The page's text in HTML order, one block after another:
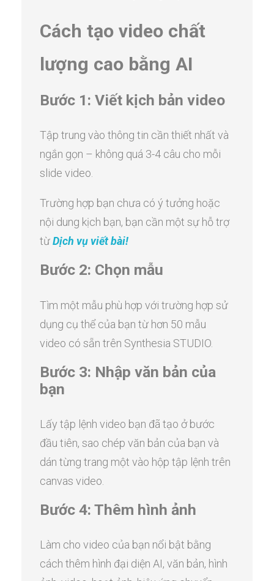
Cách tạo video chất
lượng cao bằng AI
Bước 1: Viết kịch bản video
Tập trung vào thông tin cần thiết nhất và
ngắn gọn – không quá 3-4 câu cho mỗi
slide video.
Trường hợp bạn chưa có ý tưởng hoặc
nội dung kịch bạn, bạn cần một sự hỗ trợ
từDịch vụ viết bài!
Bước 2: Chọn mẫu
Tìm một mẫu phù hợp với trường hợp sử
dụng cụ thể của bạn từ hơn 50 mẫu
video có sẵn trên Synthesia STUDIO.
Bước 3: Nhập văn bản của
bạn
Lấy tập lệnh video bạn đã tạo ở bước
đầu tiên, sao chép văn bản của bạn và
dán từng trang một vào hộp tập lệnh trên
canvas video.
Bước 4: Thêm hình ảnh
Làm cho video của bạn nổi bật bằng
cách thêm hình đại diện AI, văn bản, hình